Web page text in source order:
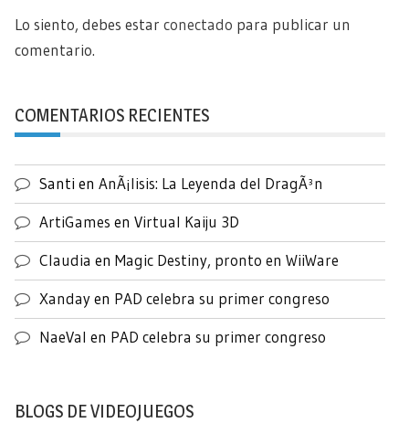
Lo siento, debes estar conectado para publicar un
comentario.
COMENTARIOS RECIENTES
Santi en AnÃ¡lisis: La Leyenda del DragÃ³n
ArtiGames en Virtual Kaiju 3D
Claudia en Magic Destiny, pronto en WiiWare
Xandayen PAD celebra su primer congreso
NaeVal en PAD celebra su primer congreso
BLOGS DE VIDEOJUEGOS